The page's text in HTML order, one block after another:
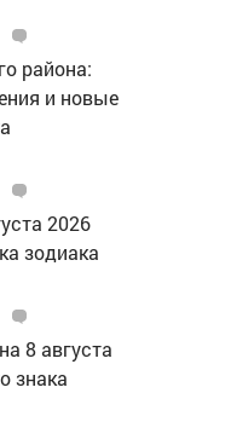
района:
и новые
2026
зодиака
8 августа
знака